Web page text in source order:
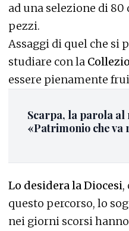
ad una selezione di
pezzi.
Assaggi di quel che si
studiare con la
essere pienamente
Scarpa, la parola
«Patrimonio che va
Lo desidera la Diocesi,
questo percorso, lo
nei giorni scorsi